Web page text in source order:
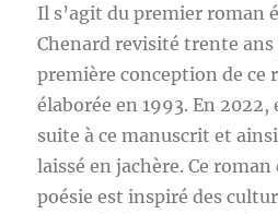
Il s’agit du premier roman
Chenard revisité trente ans
première conception de ce
élaborée en 1993. En 2022,
suite à ce manuscrit et
laissé en jachère. Ce
poésie est inspiré des